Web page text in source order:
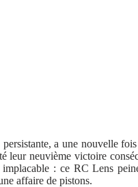
a une nouvelle
leur neuvième victoire
: ce RC Lens
affaire de pistons.